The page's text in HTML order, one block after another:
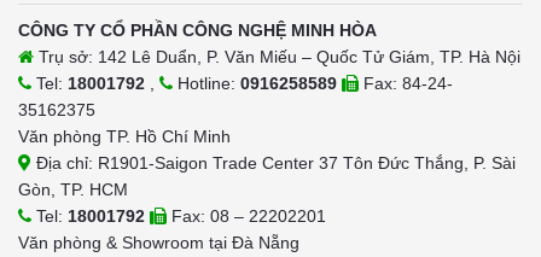
CÔNG TY CỔ PHẦN CÔNG NGHỆ MINH HÒA
Trụ sở: 142 Lê Duẩn, P. Văn Miếu – Quốc Tử Giám, TP. Hà Nội
Tel: 18001792 Hotline: 0916258589
Fax: 84-24-
35162375
Văn phòng TP. Hồ Chí Minh
Địa chỉ: R1901-Saigon Trade Center 37 Tôn Đức Thắng, P. Sài
Gòn, TP. HCM
Tel: 18001792
Fax: 08 – 22202201
Văn phòng & Showroom tại Đà Nẵng